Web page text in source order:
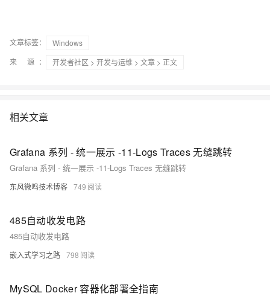
文章标签：
Windows
来 源：
开发者社区 > 开发与运维 > 文章 > 正文
相关文章
Grafana 系列 - 统一展示 -11-Logs Traces 无缝跳转
Grafana 系列 - 统一展示 -11-Logs Traces 无缝跳转
东风微鸣技术博客 749
485自动收发电路
485自动收发电路
嵌入式学习之路 798
MySQL Docker 容器化部署全指南